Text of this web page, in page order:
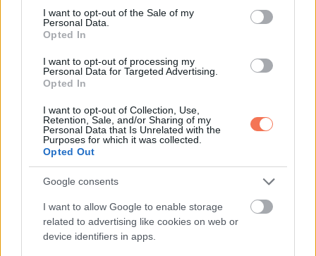
consent section.
I want to opt-out of the Sale of my
Personal Data.
Opted In
I want to opt-out of processing my
Personal Data for Targeted Advertising.
Opted In
I want to opt-out of Collection, Use,
Retention, Sale, and/or Sharing of my
Personal Data that Is Unrelated with the
Purposes for which it was collected.
Opted Out
Google consents
I want to allow Google to enable storage
related to advertising like cookies on web or
device identifiers in apps.
További bejegyzések